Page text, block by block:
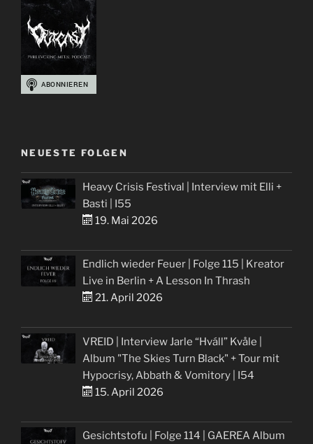
NEUESTE FOLGEN
Heavy Crisis Festival | Interview mit Elli +
Basti | I55
19. Mai 2026
Endlich wieder Feuer | Folge 115 | Kreator
Live in Berlin + A Lesson In Thrash
21. April 2026
VREID | Interview Jarle “Hváll” Kvåle |
Album "The Skies Turn Black" + Tour mit
Hypocrisy, Abbath & Vomitory | I54
15. April 2026
Gesichtstofu | Folge 114 | GAEREA Album